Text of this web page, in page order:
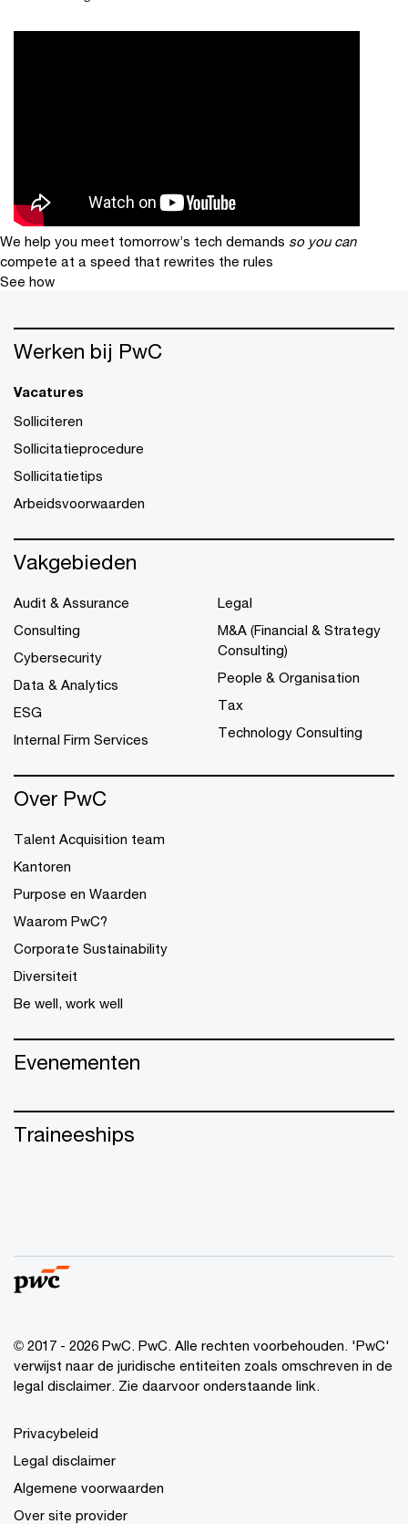
We help you meet tomorrow’s tech demands so you can
compete at a speed that rewrites the rules
See how
Werken bij PwC
Vacatures
Solliciteren
Sollicitatieprocedure
Sollicitatietips
Arbeidsvoorwaarden
Vakgebieden
Audit & Assurance
Consulting
Cybersecurity
Data & Analytics
ESG
Internal Firm Services
Legal
M&A (Financial & Strategy
Consulting)
People & Organisation
Tax
Technology Consulting
Over PwC
Talent Acquisition team
Kantoren
Purpose en Waarden
Waarom PwC?
Corporate Sustainability
Diversiteit
Be well, work well
Evenementen
Traineeships
© 2017 - 2026 PwC. PwC. Alle rechten voorbehouden. 'PwC'
verwijst naar de juridische entiteiten zoals omschreven in de
legal disclaimer. Zie daarvoor onderstaande link.
Privacybeleid
Legal disclaimer
Algemene voorwaarden
Over site provider